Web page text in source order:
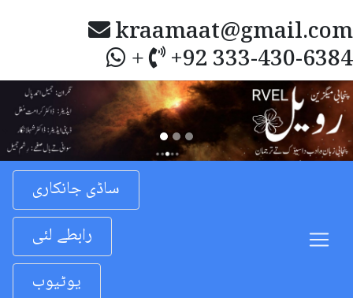
kraamaat@gmail.com
+ +92 333-430-6384
Previous
ساڈی جانکاری
رابطے لئی
یوٹیوب